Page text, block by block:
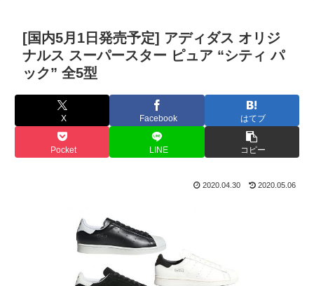
[国内5月1日発売予定] アディダス オリジ
ナルス スーパースター ピュア “シティ パ
ック” 全5型
X Facebook はてブ
Pocket LINE コピー
2020.04.30 2020.05.06